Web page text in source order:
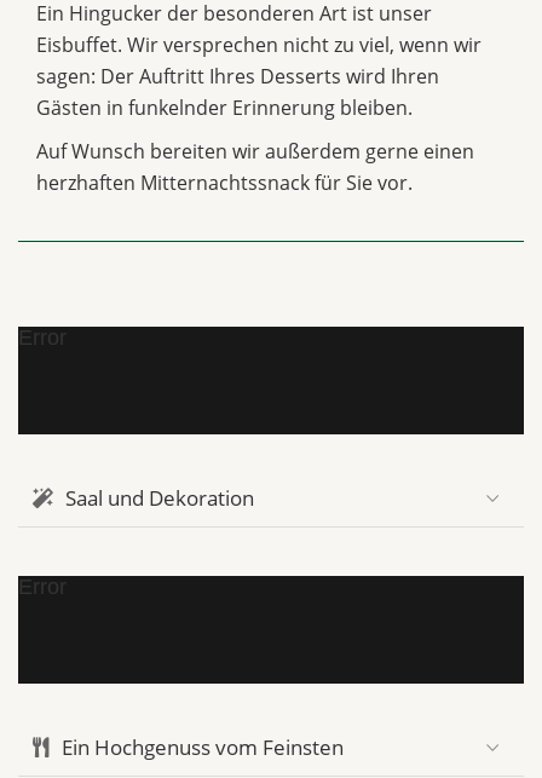
Ein Hingucker der besonderen Art ist unser
Eisbuffet. Wir versprechen nicht zu viel, wenn wir
sagen: Der Auftritt Ihres Desserts wird Ihren
Gästen in funkelnder Erinnerung bleiben.
Auf Wunsch bereiten wir außerdem gerne einen
herzhaften Mitternachtssnack für Sie vor.
Error
Saal und Dekoration
Error
Ein Hochgenuss vom Feinsten